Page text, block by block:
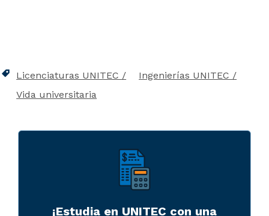
Licenciaturas UNITEC
Ingenierías UNITEC
Vida universitaria
¡Estudia en UNITEC con una